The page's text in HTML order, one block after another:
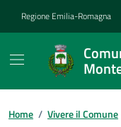
Regione Emilia-Romagna
Contenuti
Home / Vivere il Comune